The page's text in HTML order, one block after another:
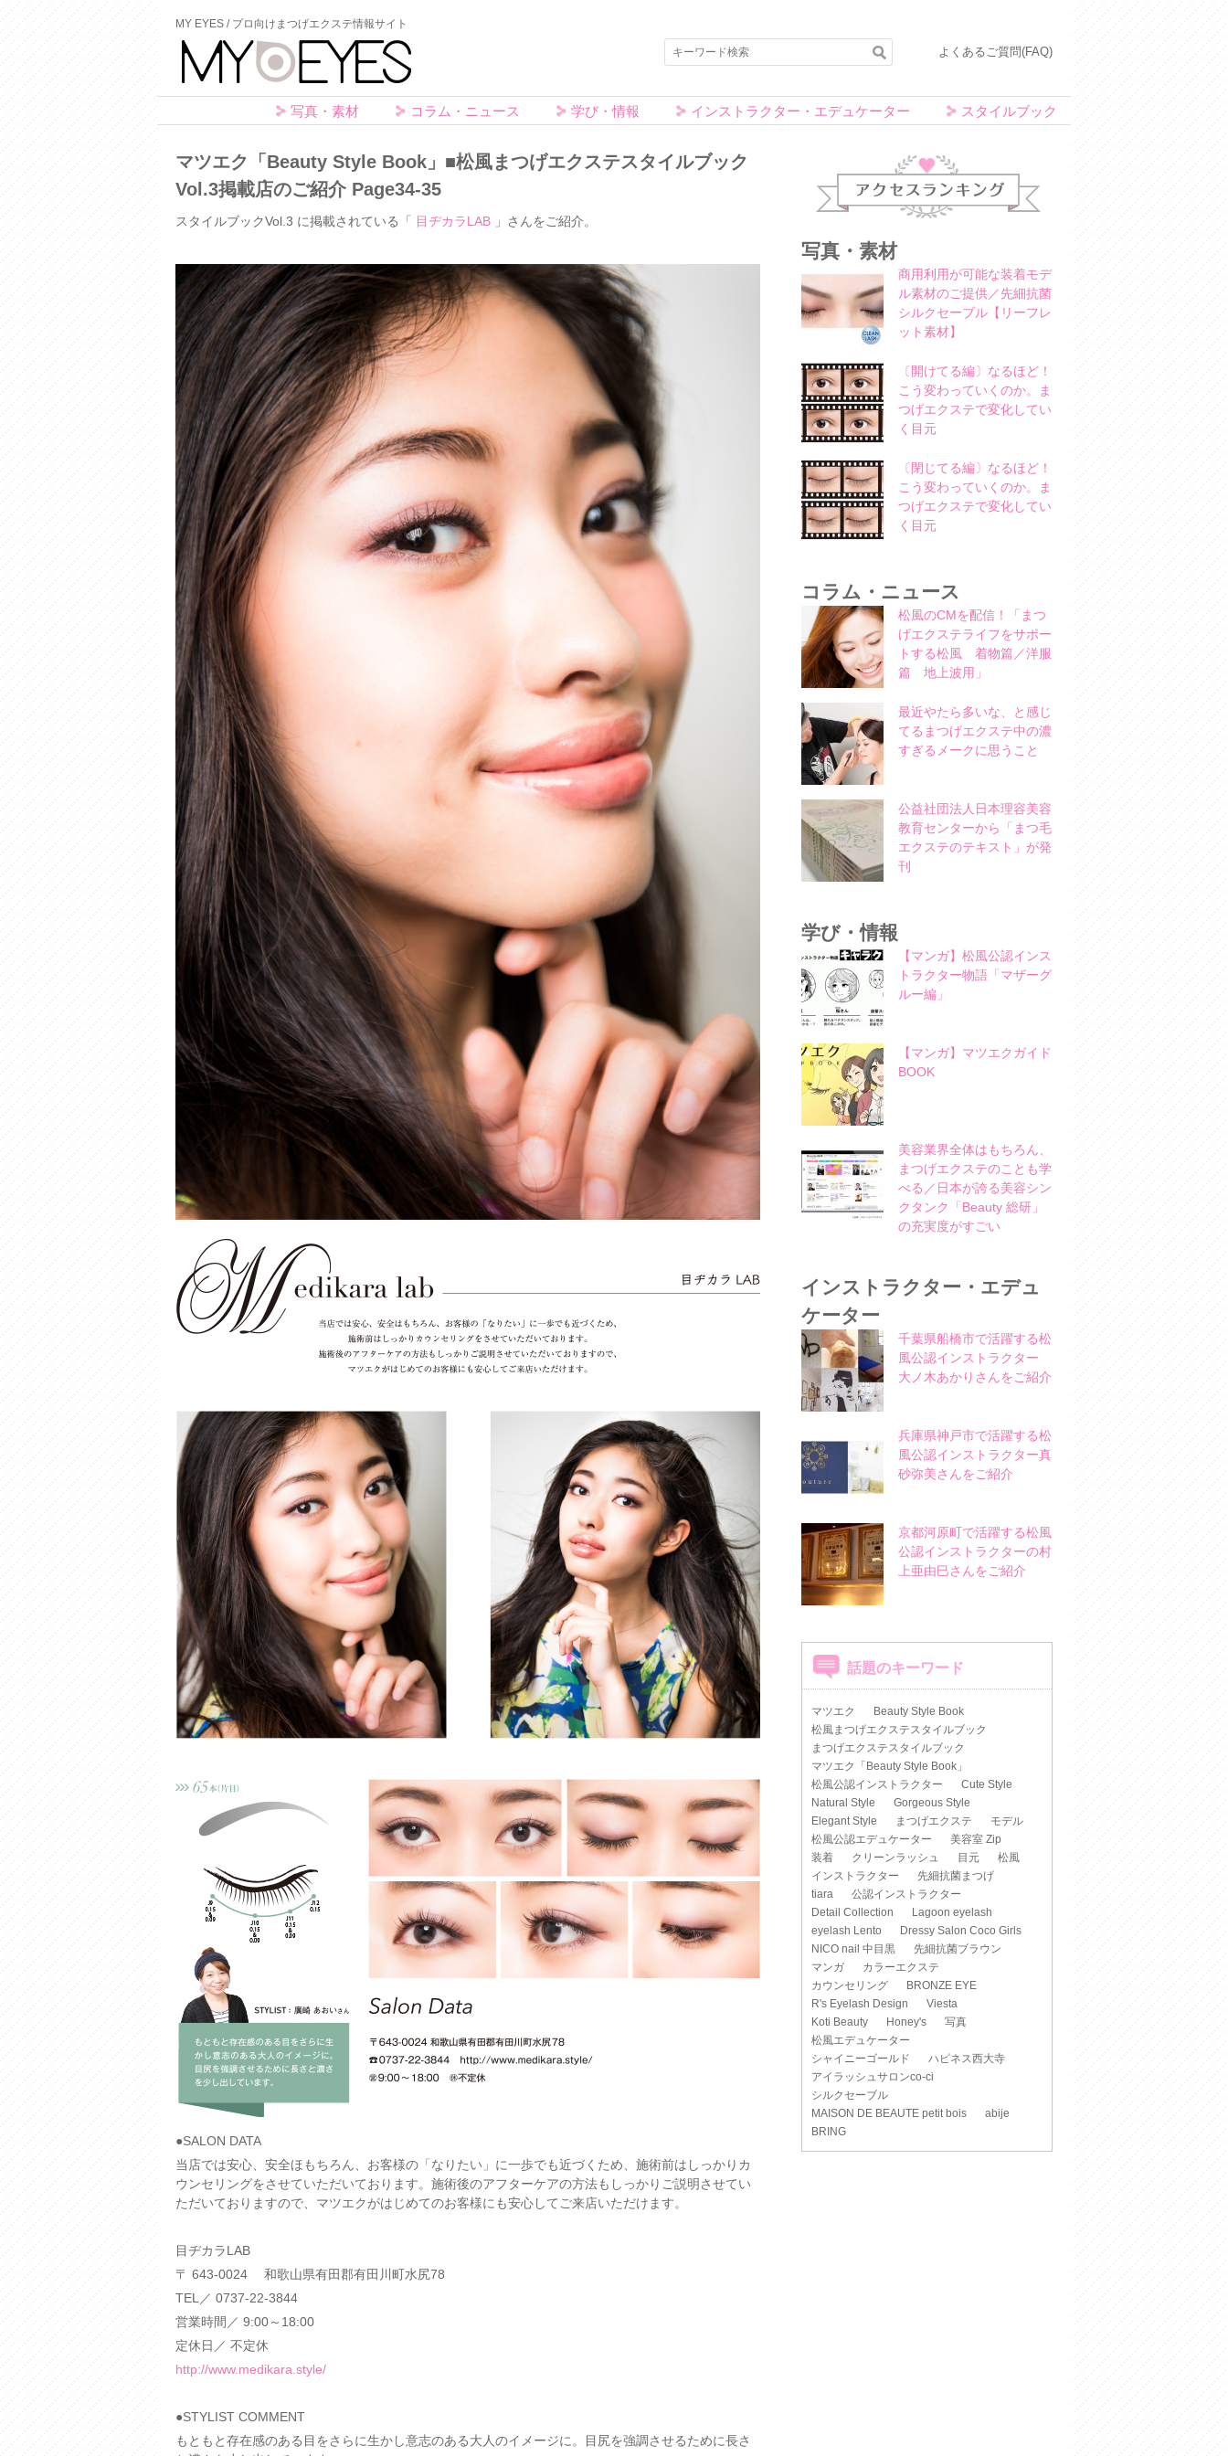
MY EYES / プロ向けまつげエクステ情報サイト
よくあるご質問(FAQ)
写真・素材 コラム・ニュース 学び・情報 インストラクター・エデュケーター スタイルブック
マツエク「Beauty Style Book」■松風まつげエクステスタイルブック
Vol.3掲載店のご紹介 Page34-35
スタイルブックVol.3 に掲載されている「 目ヂカラLAB 」さんをご紹介。
●SALON DATA
当店では安心、安全ほもちろん、お客様の「なりたい」に一歩でも近づくため、施術前はしっかりカ
ウンセリングをさせていただいております。施術後のアフターケアの方法もしっかりご説明させてい
ただいておりますので、マツエクがはじめてのお客様にも安心してご来店いただけます。
目ヂカラLAB
〒 643-0024 和歌山県有田郡有田川町水尻78
TEL／ 0737-22-3844
営業時間／ 9:00～18:00
定休日／ 不定休
http://www.medikara.style/
●STYLIST COMMENT
もともと存在感のある目をさらに生かし意志のある大人のイメージに。目尻を強調させるために長さ
アクセスランキング
写真・素材
商用利用が可能な装着モデ
ル素材のご提供／先細抗菌
シルクセーブル【リーフレ
ット素材】
〔開けてる編〕なるほど！
こう変わっていくのか。ま
つげエクステで変化してい
く目元
〔閉じてる編〕なるほど！
こう変わっていくのか。ま
つげエクステで変化してい
く目元
コラム・ニュース
松風のCMを配信！「まつ
げエクステライフをサポー
トする松風 着物篇／洋服
篇 地上波用」
最近やたら多いな、と感じ
てるまつげエクステ中の濃
すぎるメークに思うこと
公益社団法人日本理容美容
教育センターから「まつ毛
エクステのテキスト」が発
刊
学び・情報
【マンガ】松風公認インス
トラクター物語「マザーグ
ルー編」
【マンガ】マツエクガイド
BOOK
美容業界全体はもちろん、
まつげエクステのことも学
べる／日本が誇る美容シン
クタンク「Beauty 総研」
の充実度がすごい
インストラクター・エデュ
ケーター
千葉県船橋市で活躍する松
風公認インストラクター
大ノ木あかりさんをご紹介
兵庫県神戸市で活躍する松
風公認インストラクター真
砂弥美さんをご紹介
京都河原町で活躍する松風
公認インストラクターの村
上亜由巳さんをご紹介
話題のキーワード
マツエク
Beauty Style Book
松風まつげエクステスタイルブック
まつげエクステスタイルブック
マツエク「Beauty Style Book」
松風公認インストラクター
Cute Style
Natural Style
Gorgeous Style
Elegant Style
まつげエクステ
モデル
松風公認エデュケーター
美容室 Zip
装着
クリーンラッシュ 目元
松風
インストラクター
先細抗菌まつげ
tiara
公認インストラクター
Detail Collection
Lagoon eyelash
eyelash Lento
Dressy Salon Coco Girls
NICO nail 中目黒
先細抗菌ブラウン
マンガ
カラーエクステ
カウンセリング
BRONZE EYE
R's Eyelash Design
Viesta
Koti Beauty
Honey's
写真
松風エデュケーター
シャイニーゴールド
ハピネス西大寺
アイラッシュサロンco-ci
シルクセーブル
MAISON DE BEAUTE petit bois
abije
BRING